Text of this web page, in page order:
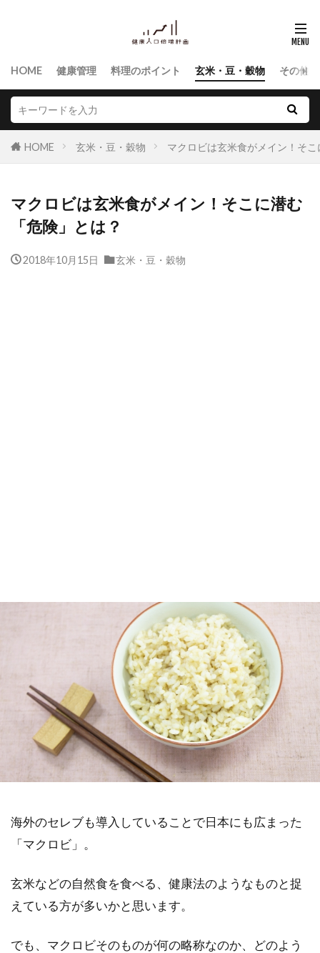
HOME 健康管理 料理のポイント 玄米・豆・穀物 その他
HOME 玄米・豆・穀物 マクロビは玄米食がメイン！そ
マクロビは玄米食がメイン！そこに潜む
「危険」とは？
2018年10月15日 玄米・豆・穀物
海外のセレブも導入していることで日本にも広まった
「マクロビ」。
玄米などの自然食を食べる、健康法のようなものと捉
えている方が多いかと思います。
でも、マクロビそのものが何の略称なのか、どのよう